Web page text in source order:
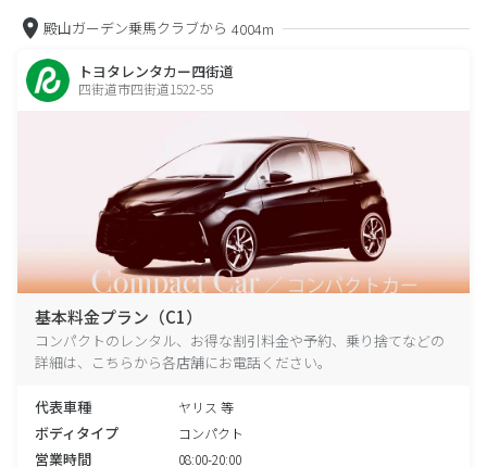
殿山ガーデン乗馬クラブから 4004m
トヨタレンタカー四街道
四街道市四街道1522-55
基本料金プラン（C1）
コンパクトのレンタル、お得な割引料金や予約、乗り捨てなどの
詳細は、こちらから各店舗にお電話ください。
代表車種 ヤリス 等
ボディタイプ コンパクト
営業時間 08:00-20:00